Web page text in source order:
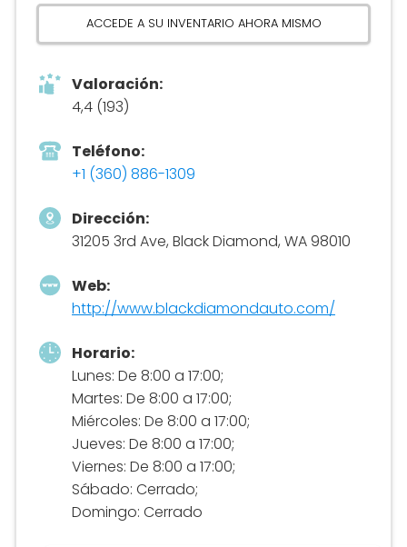
ACCEDE A SU INVENTARIO AHORA MISMO
Valoración:
4,4 (193)
Teléfono:
+1 (360) 886-1309
Dirección:
31205 3rd Ave, Black Diamond, WA 98010
Web:
http://www.blackdiamondauto.com/
Horario:
Lunes: De 8:00 a 17:00;
Martes: De 8:00 a 17:00;
Miércoles: De 8:00 a 17:00;
Jueves: De 8:00 a 17:00;
Viernes: De 8:00 a 17:00;
Sábado: Cerrado;
Domingo: Cerrado